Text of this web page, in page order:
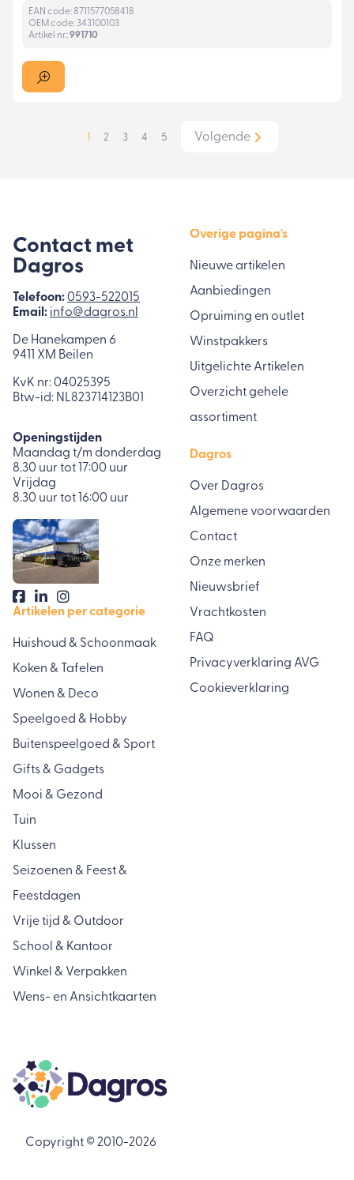
EAN code: 8711577058418
OEM code: 343100103
Artikel nr.:991710
1 2 3 4 5 Volgende
Contact met
Dagros
Telefoon:0593-522015
Email: info@dagros.nl
De Hanekampen 6
9411 XM Beilen
KvK nr: 04025395
Btw-id: NL823714123B01
Openingstijden
Maandag t/m donderdag
8.30 uur tot 17:00 uur
Vrijdag
8.30 uur tot 16:00 uur
Artikelen per categorie
Huishoud & Schoonmaak
Koken & Tafelen
Wonen & Deco
Speelgoed & Hobby
Buitenspeelgoed & Sport
Gifts & Gadgets
Mooi & Gezond
Tuin
Klussen
Seizoenen & Feest &
Feestdagen
Vrije tijd & Outdoor
School & Kantoor
Winkel & Verpakken
Wens- en Ansichtkaarten
Overige pagina's
Nieuwe artikelen
Aanbiedingen
Opruiming en outlet
Winstpakkers
Uitgelichte Artikelen
Overzicht gehele
assortiment
Dagros
Over Dagros
Algemene voorwaarden
Contact
Onze merken
Nieuwsbrief
Vrachtkosten
FAQ
Privacyverklaring AVG
Cookieverklaring
Copyright © 2010-2026